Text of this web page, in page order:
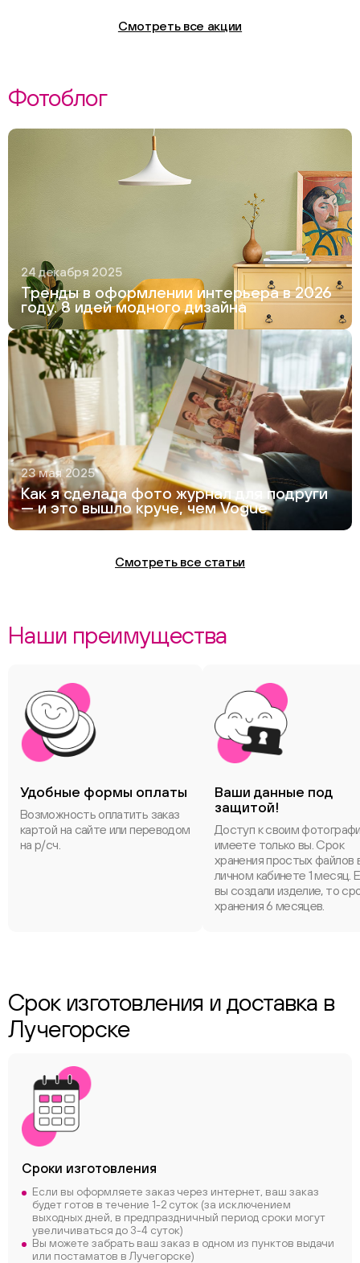
Смотреть все акции
Фотоблог
24 декабря 2025
Тренды в оформлении интерьера в 2026
году. 8 идей модного дизайна
23 мая 2025
Как я сделала фото журнал для подруги
— и это вышло круче, чем Vogue
Смотреть все статьи
Наши преимущества
Удобные формы оплаты
Возможность оплатить заказ
картой на сайте или переводом
на р/сч.
Ваши данные под
защитой!
Доступ к своим
имеете только вы. Срок
хранения простых файлов
личном кабинете 1 месяц.
вы создали изделие, то
хранения 6 месяцев.
Срок изготовления и доставка в
Лучегорске
Сроки изготовления
Если вы оформляете заказ через интернет, ваш заказ
будет готов в течение 1-2 суток (за исключением
выходных дней, в предпраздничный период сроки могут
увеличиваться до 3-4 суток)
Вы можете забрать ваш заказ в одном из пунктов выдачи
или постаматов в Лучегорске)